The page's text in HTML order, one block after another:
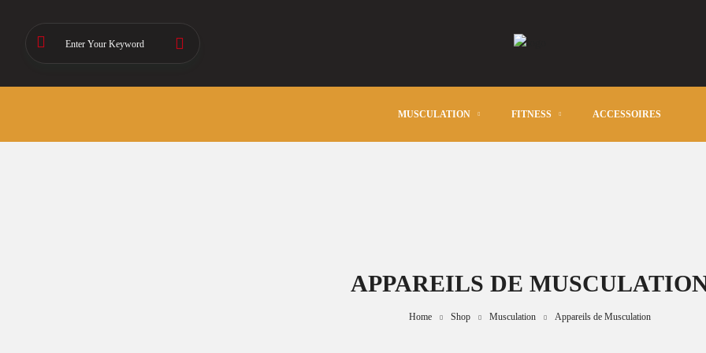
Enter Your Keyword
MUSCULATION FITNESS ACCESSOIRES
APPAREILS DE
Home Shop Musculation Appareils de Musculation